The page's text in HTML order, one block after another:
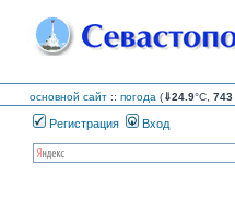
основной сайт :: погода (⇓24.9°C, 743
Регистрация Вход